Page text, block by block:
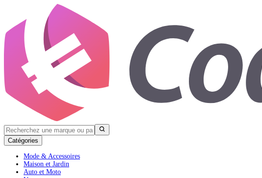
Catégories
Mode & Accessoires
Maison et Jardin
Auto et Moto